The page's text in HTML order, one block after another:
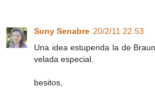
Suny Senabre 20/2/11 22:53
Una idea estupenda la de
velada especial.
besitos,